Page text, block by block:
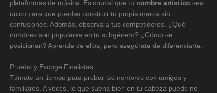
plataformas de música. Es crucial que tu nombre artístico sea
único para que puedas construir tu propia marca sin
confusiones. Además, observa a tus competidores. ¿Qué
nombres son populares en tu subgénero? ¿Cómo se
posicionan? Aprende de ellos, pero asegúrate de diferenciarte.
Prueba y Escoge Finalistas
Tómate un tiempo para probar los nombres con amigos y
familiares. A veces, lo que suena bien en tu cabeza puede no